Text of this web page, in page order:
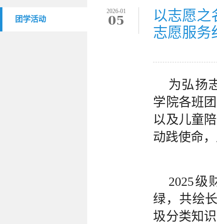
团学活动
2026-01
05
以志愿之
志愿服务
为弘扬
学院各班
以及儿童
动践使命
2025级
绿，共绘
圾分类知